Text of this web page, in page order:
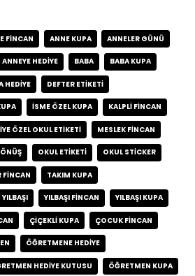
FINCAN ANNE KUPA ANNELER GÜNÜ
ANNEYE HEDIYE BABA BABA KUPA
HEDIYE DEFTER ETIKETI
ISME ÖZEL KUPA KALPLI FINCAN
ÖZEL OKUL ETIKETI MESLEK FINCAN
OKUL ETIKETI OKUL STICKER
FINCAN TAKIM KUPA
YILBAŞI YILBAŞI FINCAN YILBAŞI KUPA
ÇIÇEKLI KUPA ÇOCUK FINCAN
ÖĞRETMENE HEDIYE
HEDIYE KUTUSU ÖĞRETMEN KUPA